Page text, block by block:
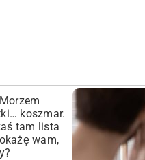
koszmar.
tam lista
wam,